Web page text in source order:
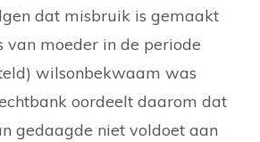
dat misbruik is gemaakt
van moeder in de periode
wilsonbekwaam was
oordeelt daarom dat
gedaagde niet voldoet aan